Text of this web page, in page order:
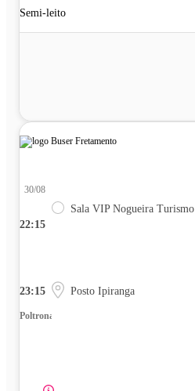
Semi-leito
22:15
30/08
Sala VIP Nogueira Turismo
23:15 Posto Ipiranga
Poltrona